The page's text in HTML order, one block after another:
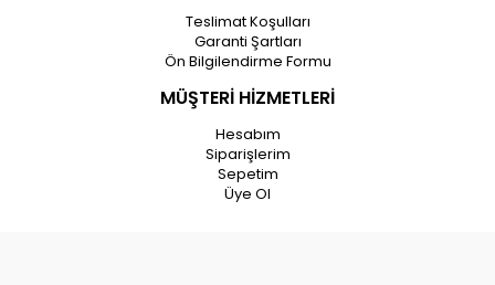
Teslimat Koşulları
Garanti Şartları
Ön Bilgilendirme Formu
MÜŞTERİ HİZMETLERİ
Hesabım
Siparişlerim
Sepetim
Üye Ol